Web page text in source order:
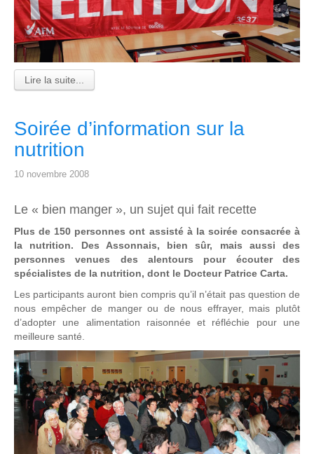
Lire la suite...
Soirée d’information sur la
nutrition
10 novembre 2008
Le « bien manger », un sujet qui fait recette
Plus de 150 personnes ont assisté à la soirée consacrée à
la nutrition. Des Assonnais, bien sûr, mais aussi des
personnes venues des alentours pour écouter des
spécialistes de la nutrition, dont le Docteur Patrice Carta.
Les participants auront bien compris qu’il n’était pas question de
nous empêcher de manger ou de nous effrayer, mais plutôt
d’adopter une alimentation raisonnée et réfléchie pour une
meilleure santé.